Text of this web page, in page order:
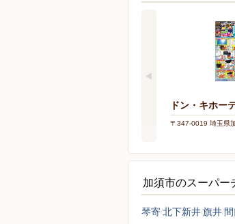
ドン・キホー
〒347-0019 埼玉県
加須市のスーパー
琴寄北下新井旗井